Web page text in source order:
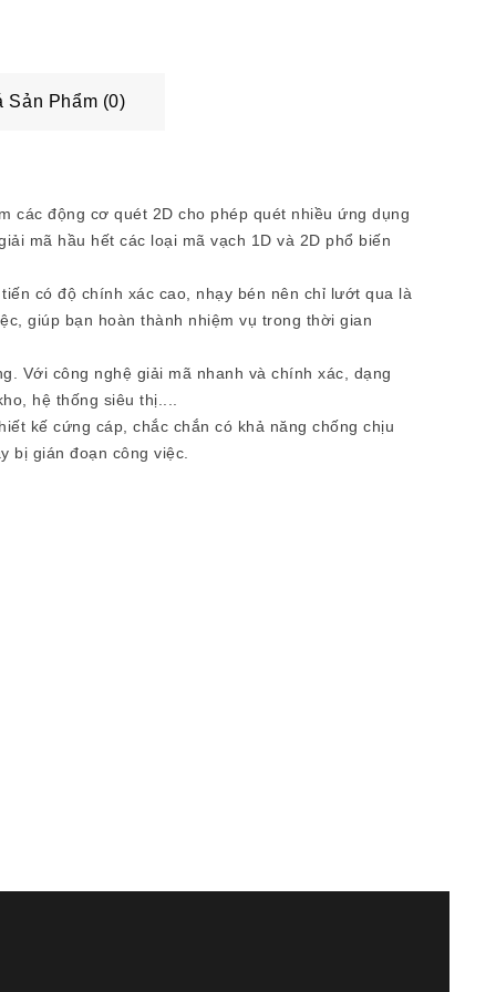
Sản Phẩm (0)
các động cơ quét 2D cho phép quét nhiều ứng dụng
mã hầu hết các loại mã vạch 1D và 2D phổ biến
có độ chính xác cao, nhạy bén nên chỉ lướt qua là
giúp bạn hoàn thành nhiệm vụ trong thời gian
Với công nghệ giải mã nhanh và chính xác, dạng
hệ thống siêu thị....
kế cứng cáp, chắc chắn có khả năng chống chịu
bị gián đoạn công việc.